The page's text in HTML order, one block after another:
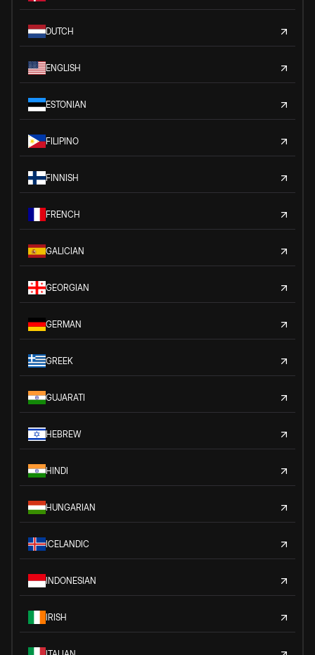
DUTCH
ENGLISH
ESTONIAN
FILIPINO
FINNISH
FRENCH
GALICIAN
GEORGIAN
GERMAN
GREEK
GUJARATI
HEBREW
HINDI
HUNGARIAN
ICELANDIC
INDONESIAN
IRISH